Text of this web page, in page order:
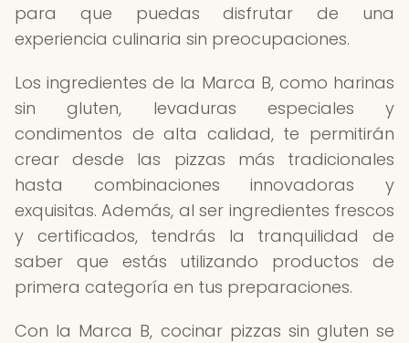
para que puedas disfrutar de una
experiencia culinaria sin preocupaciones.
Los ingredientes de la Marca B, como harinas
sin gluten, levaduras especiales y
condimentos de alta calidad, te permitirán
crear desde las pizzas más tradicionales
hasta combinaciones innovadoras y
exquisitas. Además, al ser ingredientes frescos
y certificados, tendrás la tranquilidad de
saber que estás utilizando productos de
primera categoría en tus preparaciones.
Con la Marca B, cocinar pizzas sin gluten se